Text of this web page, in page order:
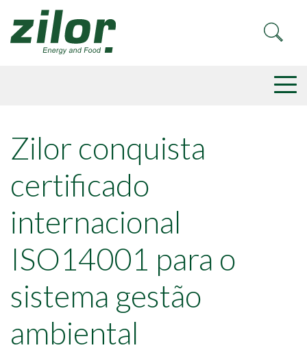
Zilor conquista
certificado
internacional
ISO14001 para o
sistema gestão
ambiental